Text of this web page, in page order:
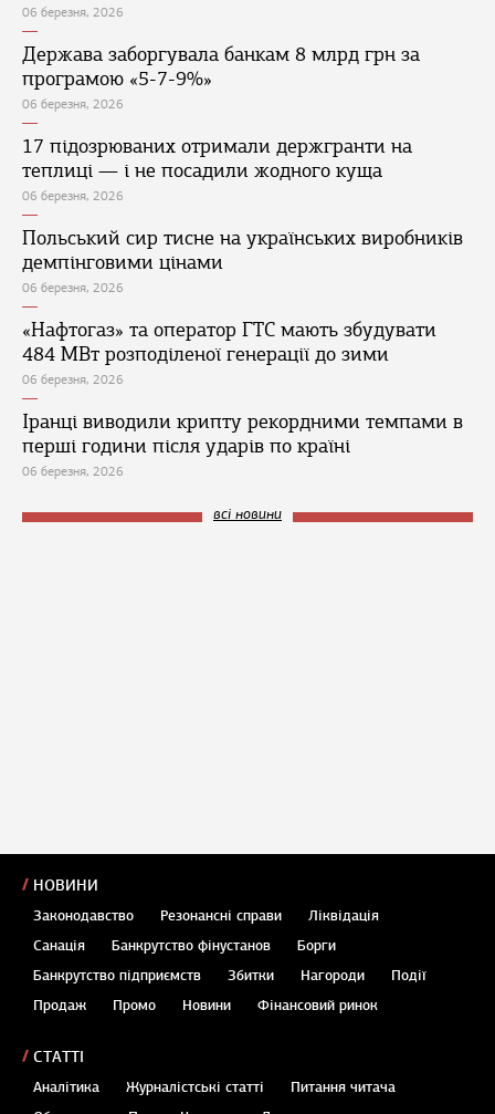
06 березня, 2026
Держава заборгувала банкам 8 млрд грн за
програмою «5-7-9%»
06 березня, 2026
17 підозрюваних отримали держгранти на
теплиці — і не посадили жодного куща
06 березня, 2026
Польський сир тисне на українських виробників
демпінговими цінами
06 березня, 2026
«Нафтогаз» та оператор ГТС мають збудувати
484 МВт розподіленої генерації до зими
06 березня, 2026
Іранці виводили крипту рекордними темпами в
перші години після ударів по країні
06 березня, 2026
всі новини
НОВИНИ
Законодавство Резонансні справи
Ліквідація
Санація
Банкрутство фінустанов
Борги
Банкрутство підприємств
Збитки Нагороди
Події
Продаж
Промо Новини Фінансовий ринок
СТАТТІ
Аналітика Журналістські статті
Питання читача